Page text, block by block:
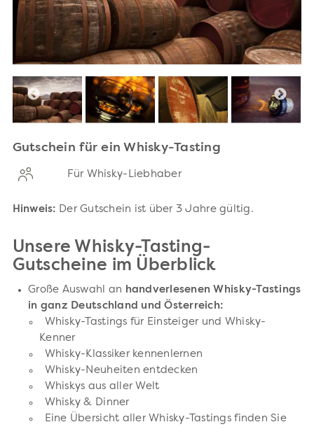
Gutschein für ein Whisky-Tasting
Für Whisky-Liebhaber
Hinweis: Der Gutschein ist über 3 Jahre gültig.
Unsere Whisky-Tasting-
Gutscheine im Überblick
Große Auswahl an handverlesenen Whisky-Tastings
in ganz Deutschland und Österreich:
Whisky-Tastings für Einsteiger und Whisky-
Kenner
Whisky-Klassiker kennenlernen
Whisky-Neuheiten entdecken
Whiskys aus aller Welt
Whisky & Dinner
Eine Übersicht aller Whisky-Tastings finden Sie